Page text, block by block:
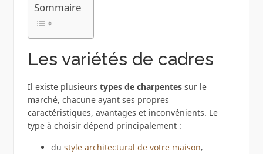
Sommaire
Les variétés de cadres
Il existe plusieurs types de charpentessur le
marché, chacune ayant ses propres
caractéristiques, avantages et inconvénients. Le
type à choisir dépend principalement :
du style architectural de votre maison,